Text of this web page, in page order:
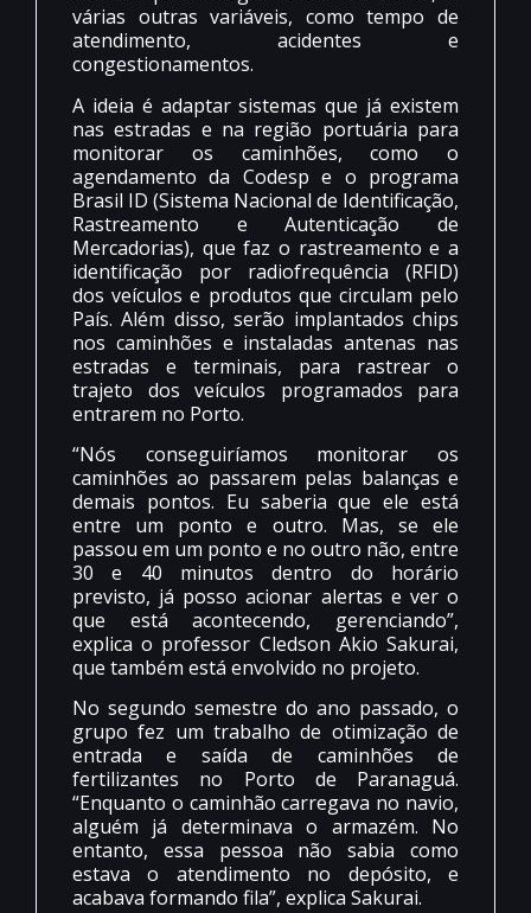
várias outras variáveis, como tempo de
atendimento, acidentes e
congestionamentos.
A ideia é adaptar sistemas que já existem
nas estradas e na região portuária para
monitorar os caminhões, como o
agendamento da Codesp e o programa
Brasil ID (Sistema Nacional de Identificação,
Rastreamento e Autenticação de
Mercadorias), que faz o rastreamento e a
identificação por radiofrequência (RFID)
dos veículos e produtos que circulam pelo
País. Além disso, serão implantados chips
nos caminhões e instaladas antenas nas
estradas e terminais, para rastrear o
trajeto dos veículos programados para
entrarem no Porto.
“Nós conseguiríamos monitorar os
caminhões ao passarem pelas balanças e
demais pontos. Eu saberia que ele está
entre um ponto e outro. Mas, se ele
passou em um ponto e no outro não, entre
30 e 40 minutos dentro do horário
previsto, já posso acionar alertas e ver o
que está acontecendo, gerenciando”,
explica o professor Cledson Akio Sakurai,
que também está envolvido no projeto.
No segundo semestre do ano passado, o
grupo fez um trabalho de otimização de
entrada e saída de caminhões de
fertilizantes no Porto de Paranaguá.
“Enquanto o caminhão carregava no navio,
alguém já determinava o armazém. No
entanto, essa pessoa não sabia como
estava o atendimento no depósito, e
acabava formando fila”, explica Sakurai.